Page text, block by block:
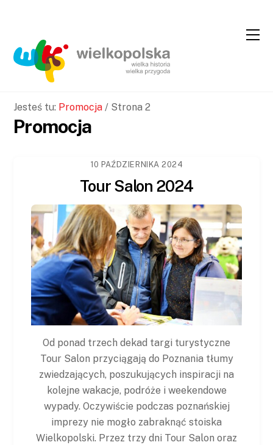
Content
navigation
Jesteś tu: Promocja / Strona 2
Promocja
10 PAŹDZIERNIKA 2024
Tour Salon 2024
Od ponad trzech dekad targi turystyczne
Tour Salon przyciągają do Poznania tłumy
zwiedzających, poszukujących inspiracji na
kolejne wakacje, podróże i weekendowe
wypady. Oczywiście podczas poznańskiej
imprezy nie mogło zabraknąć stoiska
Wielkopolski. Przez trzy dni Tour Salon oraz